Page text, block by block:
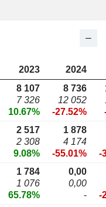
2023 2024
8 107
7 326
10.67%
8 736
12 052
-27.52%
2 517
2 308
9.08%
1 878
4 174
-55.01%
-
1 784
1 076
65.78%
0,00
0,00
-
-